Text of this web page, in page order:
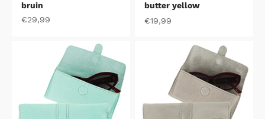
bruin
Aanbiedingsprijs
€29,99
butter yellow
Aanbiedingsprijs
€19,99